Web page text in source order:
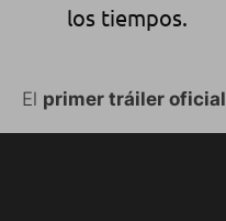
los tiempos.
El primer tráiler oficial